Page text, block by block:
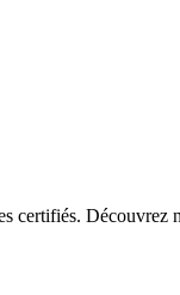
certifiés.